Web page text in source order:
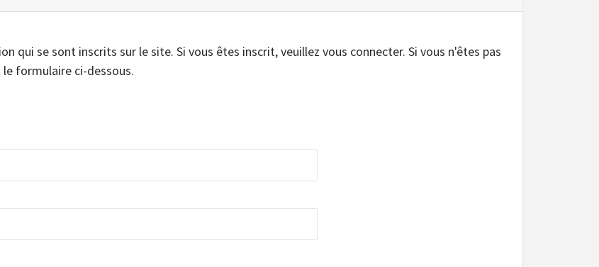
qui se sont inscrits sur le site. Si vous êtes inscrit, veuillez vous connecter. Si vous n'êtes pas
formulaire ci-dessous.